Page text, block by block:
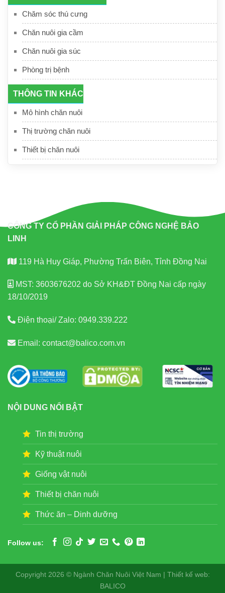
Chăm sóc thú cưng
Chăn nuôi gia cầm
Chăn nuôi gia súc
Phòng trị bệnh
THÔNG TIN KHÁC
Mô hình chăn nuôi
Thị trường chăn nuôi
Thiết bị chăn nuôi
CÔNG TY CỔ PHẦN GIẢI PHÁP CÔNG NGHỆ BẢO
LINH
119 Hà Huy Giáp, Phường Trấn Biên, Tỉnh Đồng Nai
MST: 3603676202 do Sở KH&ĐT Đồng Nai cấp ngày
18/10/2019
Điện thoại/ Zalo: 0949.339.222
Email: contact@balico.com.vn
NỘI DUNG NỔI BẬT
Tin thị trường
Kỹ thuật nuôi
Giống vật nuôi
Thiết bị chăn nuôi
Thức ăn – Dinh dưỡng
Follow us:
Copyright 2026 © Ngành Chăn Nuôi Việt Nam | Thiết kế web:
BALICO